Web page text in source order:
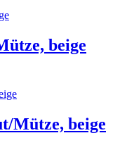
beige
Mütze, beige